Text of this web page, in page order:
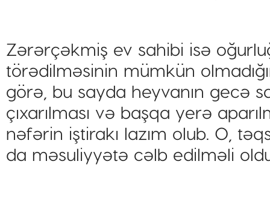
Zərərçəkmiş ev sahibi isə
törədilməsinin mümkün
görə, bu sayda heyvanın gecə
çıxarılması və başqa yerə
nəfərin iştirakı lazım olub. O,
da məsuliyyətə cəlb edilməli